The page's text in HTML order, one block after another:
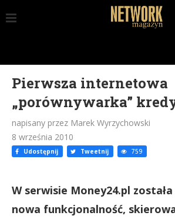
Pierwsza internetowa
„porównywarka”
napisany przez Marek Wyrzychowski
8 września 2010
Udostępnij Tweetnij 759
W serwisie Money24.pl
nowa funkcjonalność,